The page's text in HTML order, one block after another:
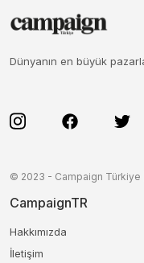
Dünyanın en büyük
© 2023 - Campaign Türkiye |
CampaignTR
Hakkımızda
İletişim